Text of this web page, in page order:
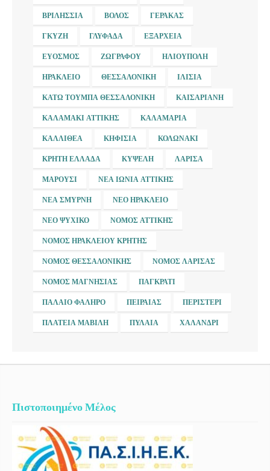
ΒΡΙΛΉΣΣΙΑ ΒΌΛΟΣ ΓΈΡΑΚΑΣ
ΓΚΎΖΗ ΓΛΥΦΆΔΑ ΕΞΆΡΧΕΙΑ
ΕΎΟΣΜΟΣ ΖΩΓΡΆΦΟΥ ΗΛΙΟΎΠΟΛΗ
ΗΡΆΚΛΕΙΟ ΘΕΣΣΑΛΟΝΊΚΗ ΙΛΊΣΙΑ
ΚΆΤΩ ΤΟΎΜΠΑ ΘΕΣΣΑΛΟΝΊΚΗ ΚΑΙΣΑΡΙΑΝΉ
ΚΑΛΑΜΆΚΙ ΑΤΤΙΚΉΣ ΚΑΛΑΜΑΡΙΆ
ΚΑΛΛΙΘΈΑ ΚΗΦΙΣΙΆ ΚΟΛΩΝΆΚΙ
ΚΡΉΤΗ ΕΛΛΆΔΑ ΚΥΨΈΛΗ ΛΆΡΙΣΑ
ΜΑΡΟΎΣΙ ΝΈΑ ΙΩΝΊΑ ΑΤΤΙΚΉΣ
ΝΈΑ ΣΜΎΡΝΗ ΝΈΟ ΗΡΆΚΛΕΙΟ
ΝΈΟ ΨΥΧΙΚΌ ΝΟΜΌΣ ΑΤΤΙΚΉΣ
ΝΟΜΌΣ ΗΡΑΚΛΕΊΟΥ ΚΡΉΤΗΣ
ΝΟΜΌΣ ΘΕΣΣΑΛΟΝΊΚΗΣ ΝΟΜΌΣ ΛΆΡΙΣΑΣ
ΝΟΜΌΣ ΜΑΓΝΗΣΊΑΣ ΠΑΓΚΡΆΤΙ
ΠΑΛΑΙΌ ΦΆΛΗΡΟ ΠΕΙΡΑΙΆΣ ΠΕΡΙΣΤΈΡΙ
ΠΛΑΤΕΊΑ ΜΑΒΊΛΗ ΠΥΛΑΊΑ ΧΑΛΆΝΔΡΙ
Πιστοποιημένο Μέλος